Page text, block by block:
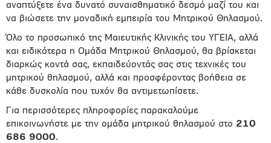
αναπτύξετε ένα δυνατό συναισθηματικό δεσμό μαζί του και
να βιώσετε την μοναδική εμπειρία του Μητρικού Θηλασμού.
Όλο το προσωπικό της Μαιευτικής Κλινικής του ΥΓΕΙΑ, αλλά
και ειδικότερα η Ομάδα Μητρικού Θηλασμού, θα βρίσκεται
διαρκώς κοντά σας, εκπαιδεύοντάς σας στις τεχνικές του
μητρικού θηλασμού, αλλά και προσφέροντας βοήθεια σε
κάθε δυσκολία που τυχόν θα αντιμετωπίσετε.
Για περισσότερες πληροφορίες παρακαλούμε
επικοινωνήστε με την ομάδα μητρικού θηλασμού στο 210
686 9000.